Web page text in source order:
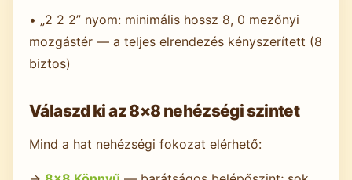
• „2 2 2” nyom: minimális hossz 8, 0 mezőnyi
mozgástér — a teljes elrendezés kényszerített (8
biztos)
Válaszd ki az 8×8 nehézségi szintet
Mind a hat nehézségi fokozat elérhető: